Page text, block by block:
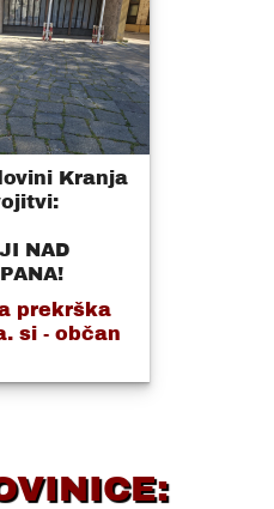
Kranja
NAD
prekrška
si - občan